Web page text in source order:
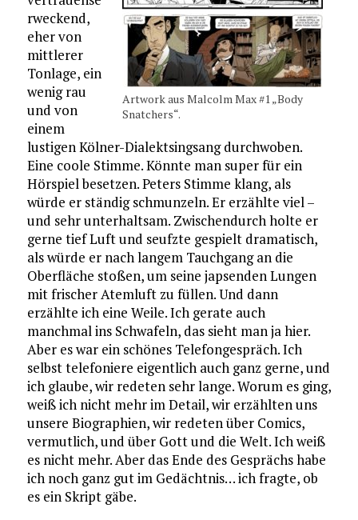
Artwork aus Malcolm Max #1 „Body
Snatchers“.
rweckend,
eher von
mittlerer
Tonlage, ein
wenig rau
und von
einem
lustigen Kölner-Dialektsingsang durchwoben.
Eine coole Stimme. Könnte man super für ein
Hörspiel besetzen. Peters Stimme klang, als
würde er ständig schmunzeln. Er erzählte viel –
und sehr unterhaltsam. Zwischendurch holte er
gerne tief Luft und seufzte gespielt dramatisch,
als würde er nach langem Tauchgang an die
Oberfläche stoßen, um seine japsenden Lungen
mit frischer Atemluft zu füllen. Und dann
erzählte ich eine Weile. Ich gerate auch
manchmal ins Schwafeln, das sieht man ja hier.
Aber es war ein schönes Telefongespräch. Ich
selbst telefoniere eigentlich auch ganz gerne, und
ich glaube, wir redeten sehr lange. Worum es ging,
weiß ich nicht mehr im Detail, wir erzählten uns
unsere Biographien, wir redeten über Comics,
vermutlich, und über Gott und die Welt. Ich weiß
es nicht mehr. Aber das Ende des Gesprächs habe
ich noch ganz gut im Gedächtnis… ich fragte, ob
es ein Skript gäbe.